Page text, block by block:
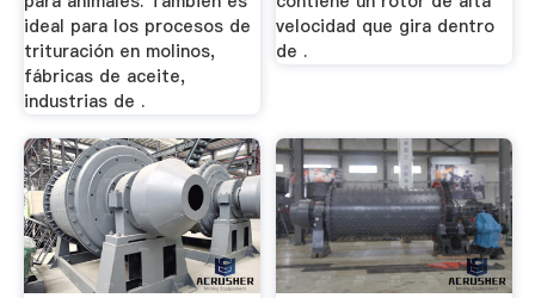
ideal para los procesos de
trituración en molinos,
fábricas de aceite,
industrias de .
velocidad que gira dentro
de .